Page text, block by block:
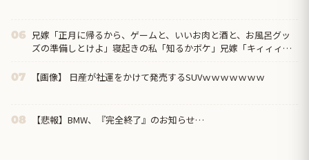
06
兄嫁「正月に帰るから、ゲームと、いいお肉と酒と、お風呂グッ
ズの準備しとけよ」寝起きの私「知るかボケ」兄嫁「キィィィィ
07 【画像】 日産が社運をかけて発売するSUVｗｗｗｗｗｗｗ
08 【悲報】BMW、『完全終了』のお知らせ…